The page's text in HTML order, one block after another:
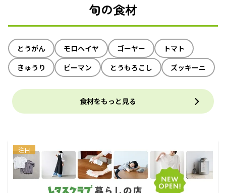
旬の食材
とうがん モロヘイヤ ゴーヤー
トマト
きゅうり
ピーマン とうもろこし ズッキーニ
食材をもっと見る
注目